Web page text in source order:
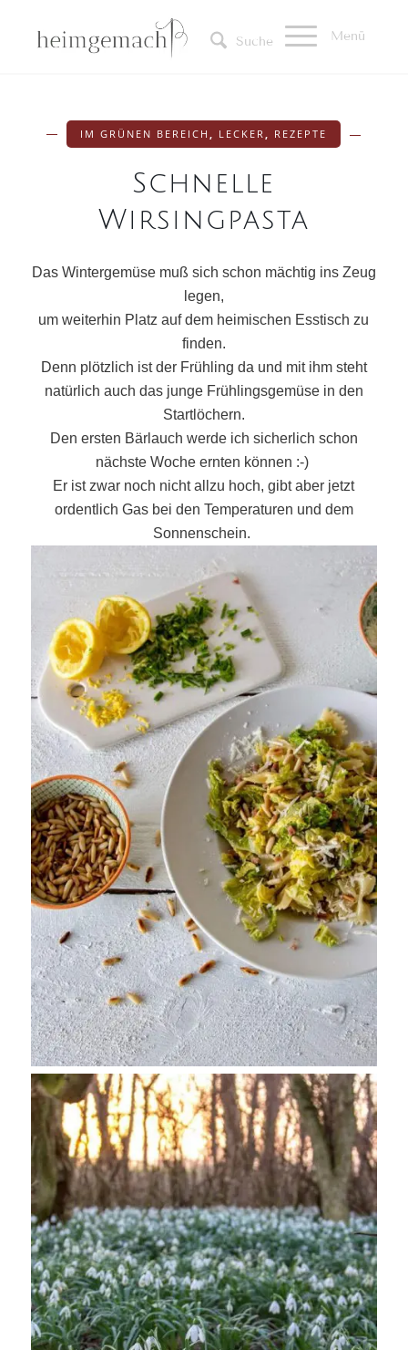
Suche Menü
IM GRÜNEN BEREICH, LECKER, REZEPTE
Schnelle
Wirsingpasta
Das Wintergemüse muß sich schon mächtig ins Zeug
legen,
um weiterhin Platz auf dem heimischen Esstisch zu
finden.
Denn plötzlich ist der Frühling da und mit ihm steht
natürlich auch das junge Frühlingsgemüse in den
Startlöchern.
Den ersten Bärlauch werde ich sicherlich schon
nächste Woche ernten können :-)
Er ist zwar noch nicht allzu hoch, gibt aber jetzt
ordentlich Gas bei den Temperaturen und dem
Sonnenschein.